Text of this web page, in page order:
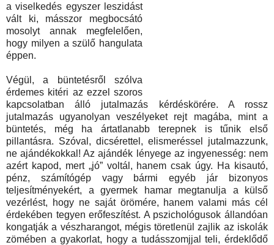
a viselkedés egyszer leszidást
vált ki, másszor megbocsátó
mosolyt annak megfelelően,
hogy milyen a szülő hangulata
éppen.
Végül, a büntetésről szólva
érdemes kitéri az ezzel szoros
kapcsolatban álló jutalmazás kérdéskörére. A rossz
jutalmazás ugyanolyan veszélyeket rejt magába, mint a
büntetés, még ha ártatlanabb terepnek is tűnik első
pillantásra. Szóval, dicsérettel, elismeréssel jutalmazzunk,
ne ajándékokkal! Az ajándék lényege az ingyenesség: nem
azért kapod, mert „jó” voltál, hanem csak úgy. Ha kisautó,
pénz, számítógép vagy bármi egyéb jár bizonyos
teljesítményekért, a gyermek hamar megtanulja a külső
vezérlést, hogy ne saját örömére, hanem valami más cél
érdekében tegyen erőfeszítést. A pszichológusok állandóan
kongatják a vészharangot, mégis töretlenül zajlik az iskolák
zömében a gyakorlat, hogy a tudásszomjjal teli, érdeklődő